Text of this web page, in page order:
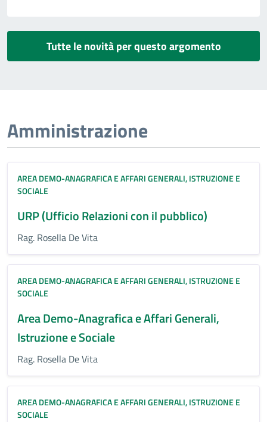
Tutte le novità per questo argomento
Amministrazione
AREA DEMO-ANAGRAFICA E AFFARI GENERALI, ISTRUZIONE E
SOCIALE
URP (Ufficio Relazioni con il pubblico)
Rag. Rosella De Vita
AREA DEMO-ANAGRAFICA E AFFARI GENERALI, ISTRUZIONE E
SOCIALE
Area Demo-Anagrafica e Affari Generali,
Istruzione e Sociale
Rag. Rosella De Vita
AREA DEMO-ANAGRAFICA E AFFARI GENERALI, ISTRUZIONE E
SOCIALE